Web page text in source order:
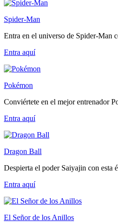
Spider-Man
Entra en el universo de Spider-Man
Entra aquí
Pokémon
Conviértete en el mejor entrenador
Entra aquí
Dragon Ball
Despierta el poder Saiyajin con esta
Entra aquí
El Señor de los Anillos